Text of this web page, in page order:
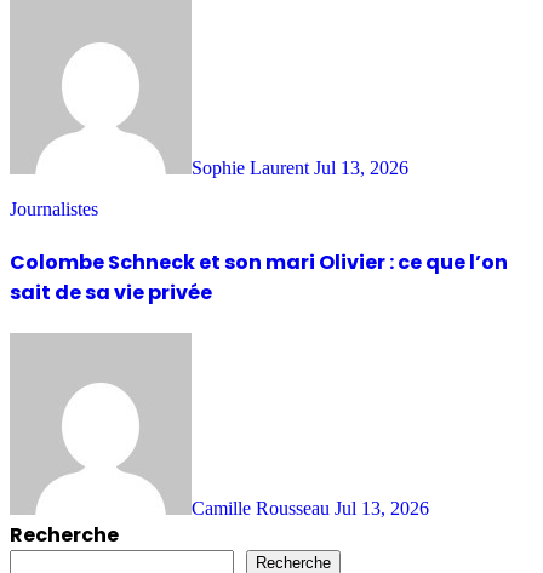
Sophie Laurent Jul 13, 2026
Journalistes
Colombe Schneck et son mari Olivier : ce que l’on
sait de sa vie privée
Camille Rousseau Jul 13, 2026
Recherche
Recherche